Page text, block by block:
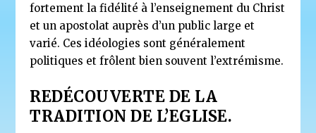
fortement la fidélité à l’enseignement du Christ
et un apostolat auprès d’un public large et
varié. Ces idéologies sont généralement
politiques et frôlent bien souvent l’extrémisme.
REDÉCOUVERTE DE LA
TRADITION DE L’EGLISE.